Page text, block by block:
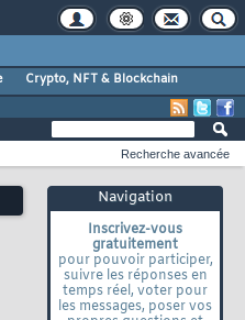
Crypto, NFT & Blockchain
Navigation
Inscrivez-vous
gratuitement
pour pouvoir participer,
suivre les réponses en
temps réel, voter pour
les messages, poser vos
Recherche avancée